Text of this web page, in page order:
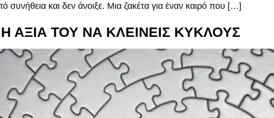
συνήθεια και δεν άνοιξε. Μια ζακέτα για έναν καιρό που […]
Η ΑΞΙΑ ΤΟΥ ΝΑ ΚΛΕΙΝΕΙΣ ΚΥΚΛΟΥΣ